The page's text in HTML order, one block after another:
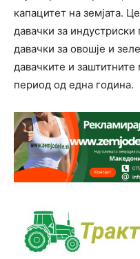
капацитет на земјата.
давачки за
давачки за овошје и
давачките и
период од една година.